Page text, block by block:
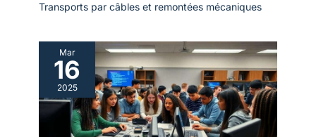
Transports par câbles et remontées mécaniques
Mar
16
2025